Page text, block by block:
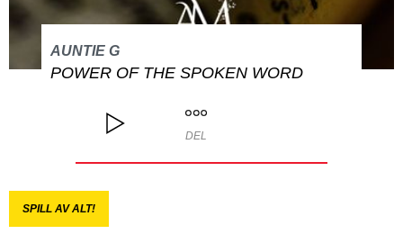
AUNTIE G
POWER OF THE SPOKEN WORD
DEL
SPILL AV ALT!